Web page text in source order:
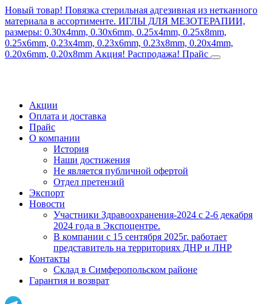
Новый товар! Повязка стерильная адгезивная из нетканного
материала в ассортименте. ИГЛЫ ДЛЯ МЕЗОТЕРАПИИ,
размеры: 0.30x4mm, 0.30x6mm, 0.25x4mm, 0.25x8mm,
0.25x6mm, 0.23x4mm, 0.23x6mm, 0.23x8mm, 0.20x4mm,
0.20x6mm, 0.20x8mm Акция! Распродажа! Прайс
Акции
Оплата и доставка
Прайс
О компании
История
Наши достижения
Не является публичной офертой
Отдел претензий
Экспорт
Новости
Участники Здравоохранения-2024 с 2-6 декабря
2024 года в Экспоцентре.
В компании с 15 сентября 2025г. работает
представитель на территориях ДНР и ЛНР
Контакты
Склад в Симферопольском районе
Гарантия и возврат